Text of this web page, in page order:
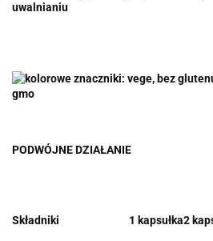
uwalnianiu
PODWÓJNE DZIAŁANIE
Składniki 1 kapsułka2